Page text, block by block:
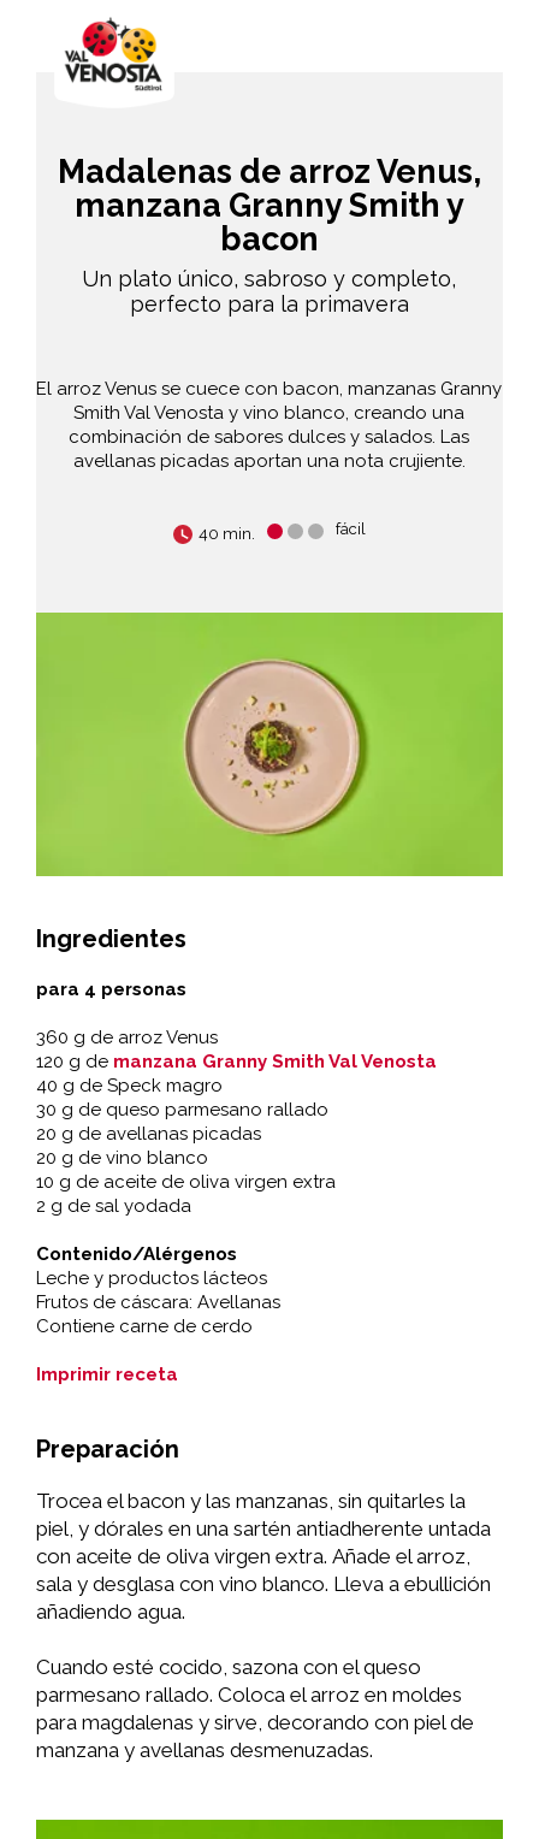
Madalenas de arroz Venus,
manzana Granny Smith y
bacon
Un plato único, sabroso y completo,
perfecto para la primavera
El arroz Venus se cuece con bacon, manzanas Granny
Smith Val Venosta y vino blanco, creando una
combinación de sabores dulces y salados. Las
avellanas picadas aportan una nota crujiente.
40 min. fácil
Ingredientes
para 4 personas
360 g de arroz Venus
120 g de manzana Granny Smith Val Venosta
40 g de Speck magro
30 g de queso parmesano rallado
20 g de avellanas picadas
20 g de vino blanco
10 g de aceite de oliva virgen extra
2 g de sal yodada
Contenido/Alérgenos
Leche y productos lácteos
Frutos de cáscara: Avellanas
Contiene carne de cerdo
Imprimir receta
Preparación
Trocea el bacon y las manzanas, sin quitarles la
piel, y dórales en una sartén antiadherente untada
con aceite de oliva virgen extra. Añade el arroz,
sala y desglasa con vino blanco. Lleva a ebullición
añadiendo agua.
Cuando esté cocido, sazona con el queso
parmesano rallado. Coloca el arroz en moldes
para magdalenas y sirve, decorando con piel de
manzana y avellanas desmenuzadas.